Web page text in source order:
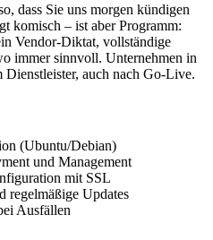
dass Sie uns morgen kündigen
komisch – ist aber Programm:
Vendor-Diktat, vollständige
immer sinnvoll. Unternehmen in
auch nach Go-Live.
(Ubuntu/Debian)
und Management
mit SSL
regelmäßige Updates
Ausfällen